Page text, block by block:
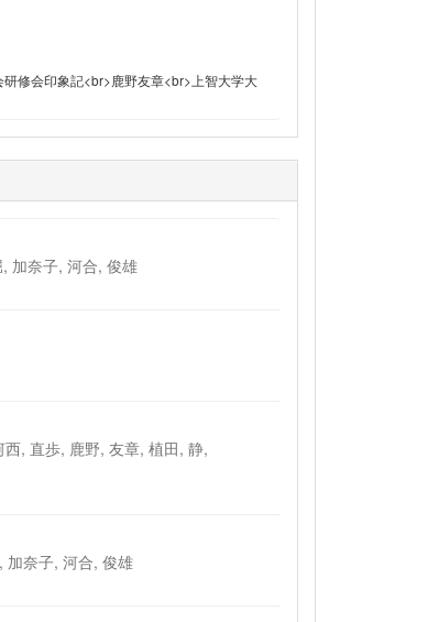
修会印象記<br>鹿野友章<br>上智大学大
加奈子, 河合, 俊雄
, 直歩, 鹿野, 友章, 植田, 静,
奈子, 河合, 俊雄